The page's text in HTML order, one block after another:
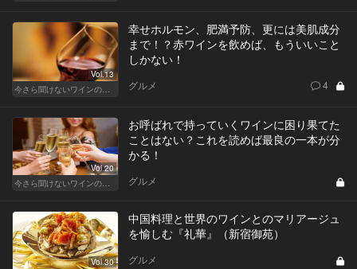
Vol.13
今さら聞けないワインの基礎知識
幸せホルモン、肥満予防、更には美肌成分
まで！？赤ワインを飲めば、もういいこと
しかない！
グルメ 4
Vol.20
今さら聞けないワインの基礎知識
お呼ばれで持っていくワインに困り果てた
ことはない？これを読めば最良の一本が分
かる！
グルメ
Vol.30
中国料理と世界のワインとのマリアージュ
を愉しむ『礼華』（新宿御苑）
グルメ